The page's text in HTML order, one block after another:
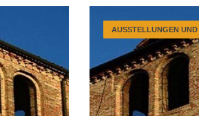
AUSSTELLUNGEN